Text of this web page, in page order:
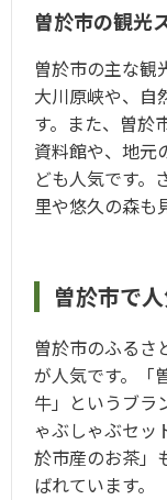
曽於市の観光
曽於市の主な観
大川原峡や、自
す。また、曽於
資料館や、地元
ども人気です。
里や悠久の森も
曽於市で
曽於市のふるさ
が人気です。「
牛」というブラ
ゃぶしゃぶセッ
於市産のお茶」
ばれています。